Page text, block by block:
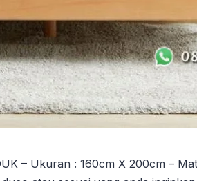
– Ukuran : 160cm X 200cm –